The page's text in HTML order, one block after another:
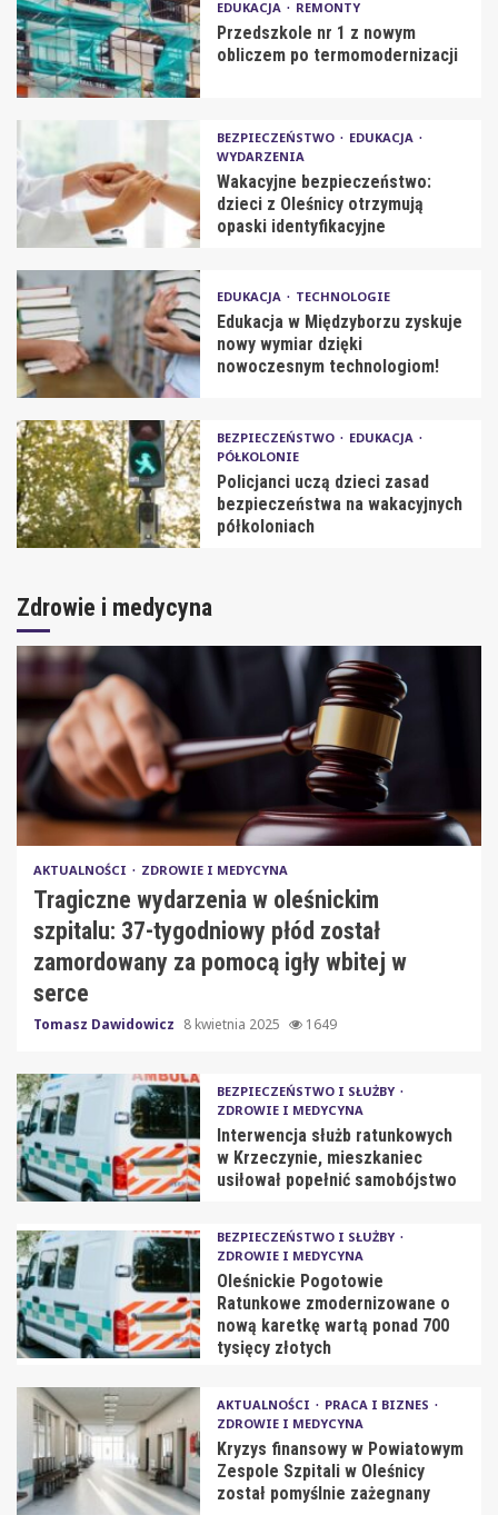
EDUKACJA REMONTY
Przedszkole nr 1 z nowym
obliczem po termomodernizacji
BEZPIECZEŃSTWO
EDUKACJA
WYDARZENIA
Wakacyjne bezpieczeństwo:
dzieci z Oleśnicy otrzymują
opaski identyfikacyjne
EDUKACJA TECHNOLOGIE
Edukacja w Międzyborzu zyskuje
nowy wymiar dzięki
nowoczesnym technologiom!
BEZPIECZEŃSTWO
EDUKACJA
PÓŁKOLONIE
Policjanci uczą dzieci zasad
bezpieczeństwa na wakacyjnych
półkoloniach
Zdrowie i medycyna
AKTUALNOŚCI ZDROWIE I MEDYCYNA
Tragiczne wydarzenia w oleśnickim
szpitalu: 37-tygodniowy płód został
zamordowany za pomocą igły wbitej w
serce
Tomasz Dawidowicz 8 kwietnia 2025 1649
BEZPIECZEŃSTWO I SŁUŻBY
ZDROWIE I MEDYCYNA
Interwencja służb ratunkowych
w Krzeczynie, mieszkaniec
usiłował popełnić samobójstwo
BEZPIECZEŃSTWO I SŁUŻBY
ZDROWIE I MEDYCYNA
Oleśnickie Pogotowie
Ratunkowe zmodernizowane o
nową karetkę wartą ponad 700
tysięcy złotych
AKTUALNOŚCI
PRACA I BIZNES
ZDROWIE I MEDYCYNA
Kryzys finansowy w Powiatowym
Zespole Szpitali w Oleśnicy
został pomyślnie zażegnany